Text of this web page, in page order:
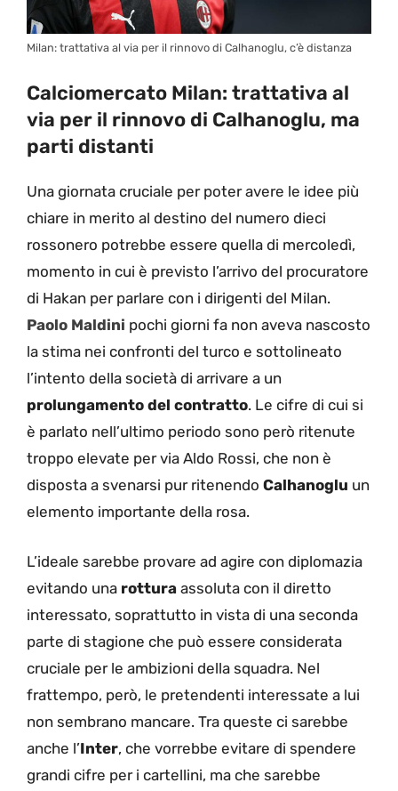
Milan: trattativa al via per il rinnovo di Calhanoglu, c’è distanza
Calciomercato Milan: trattativa al
via per il rinnovo di Calhanoglu, ma
parti distanti
Una giornata cruciale per poter avere le idee più
chiare in merito al destino del numero dieci
rossonero potrebbe essere quella di mercoledì,
momento in cui è previsto l’arrivo del procuratore
di Hakan per parlare con i dirigenti del Milan.
Paolo Maldini pochi giorni fa non aveva nascosto
la stima nei confronti del turco e sottolineato
l’intento della società di arrivare a un
prolungamento del contratto. Le cifre di cui si
è parlato nell’ultimo periodo sono però ritenute
troppo elevate per via Aldo Rossi, che non è
disposta a svenarsi pur ritenendo Calhanoglu un
elemento importante della rosa.
L’ideale sarebbe provare ad agire con diplomazia
evitando una rottura assoluta con il diretto
interessato, soprattutto in vista di una seconda
parte di stagione che può essere considerata
cruciale per le ambizioni della squadra. Nel
frattempo, però, le pretendenti interessate a lui
non sembrano mancare. Tra queste ci sarebbe
anche l’Inter, che vorrebbe evitare di spendere
grandi cifre per i cartellini, ma che sarebbe